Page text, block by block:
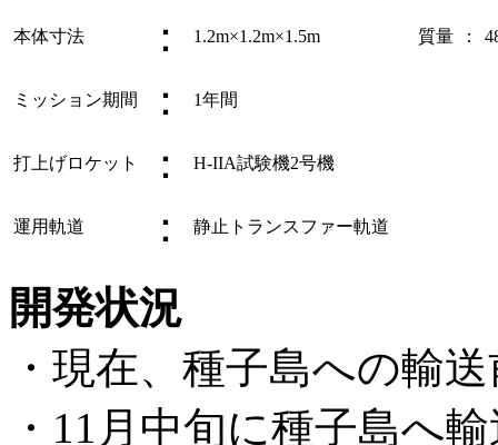
本体寸法 ： 1.2m×1.2m×1.5m 質量 ：
ミッション期間 ： 1年間
打上げロケット ： H-IIA試験機2号機
運用軌道 ： 静止トランスファー軌道
開発状況
・現在、種子島への輸
・11月中旬に種子島へ